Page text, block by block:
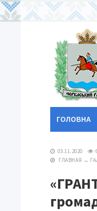
ГОЛОВНА
03.11.2020
ГЛАВНАЯ →